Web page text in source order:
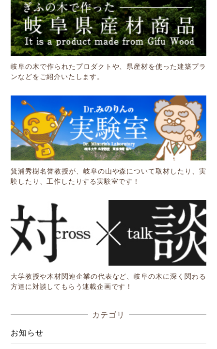
岐阜の木で作られたプロダクトや、県産材を使った建築プラ
ンなどをご紹介いたします。
箕浦秀樹名誉教授が、岐阜の山や森について取材したり、実
験したり、工作したりする実験室です！
大学教授や木材関連企業の代表など、岐阜の木に深く関わる
方達に対談してもらう連載企画です！
カテゴリ
お知らせ